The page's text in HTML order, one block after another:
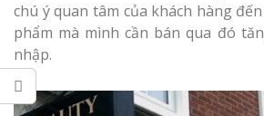
chú ý quan tâm của khách hàng
phẩm mà mình cần bán qua đó
nhập.